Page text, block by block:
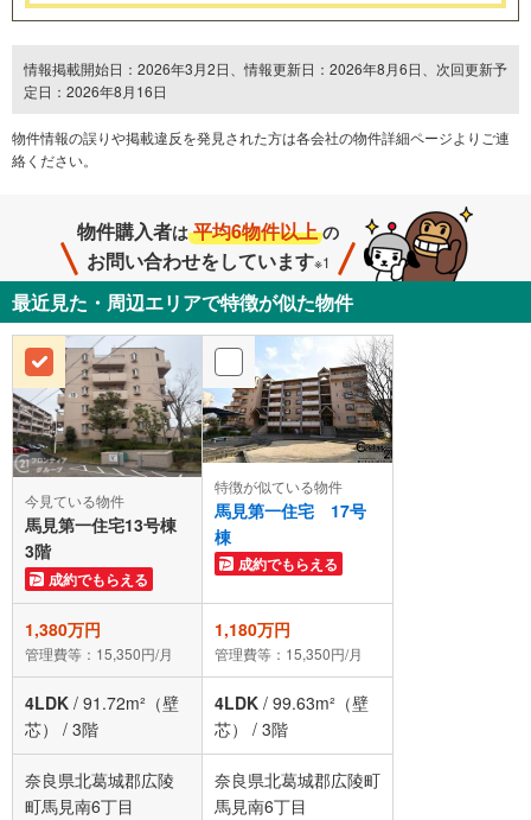
情報掲載開始日：2026年3月2日、情報更新日：2026年8月6日、次回更新予
定日：2026年8月16日
物件情報の誤りや掲載違反を発⾒された方は各会社の物件詳細ページよりご連
絡ください。
物件購入者は 平均6物件以上 の
お問い合わせをしています※1
最近見た・周辺エリアで特徴が似た物件
今見ている物件
馬見第一住宅13号棟
3階
成約でもらえる
特徴が似ている物件
馬見第一住宅 17号
棟
成約でもらえる
1,380万円
管理費等：15,350円/月
1,180万円
管理費等：15,350円/月
4LDK / 91.72m²（壁
芯）
/ 3階
4LDK / 99.63m²（壁
芯）
/ 3階
奈良県北葛城郡広陵
町馬見南6丁目
奈良県北葛城郡広陵町
馬見南6丁目